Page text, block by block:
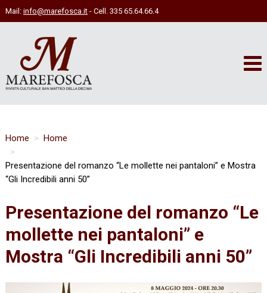
Mail: info@marefosca.it- Cell. 335 65.64.66.4
Home Home
Presentazione del romanzo “Le mollette nei pantaloni” e Mostra
“Gli Incredibili anni 50”
Presentazione del romanzo “Le
mollette nei pantaloni” e
Mostra “Gli Incredibili anni 50”